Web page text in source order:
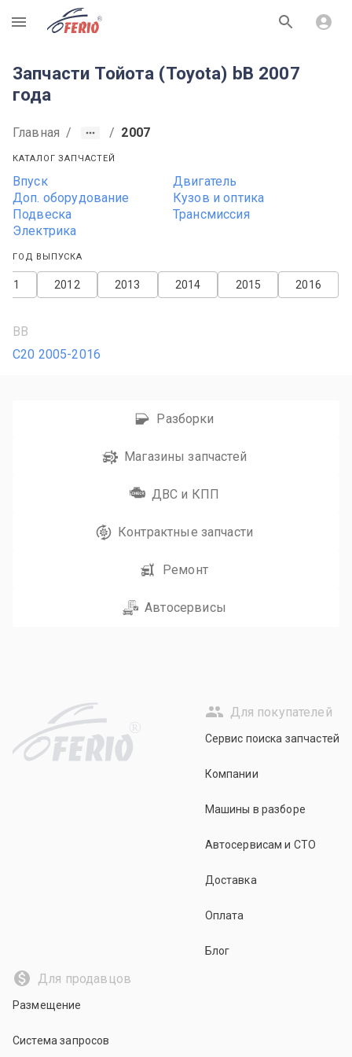
R
Запчасти Тойота (Toyota) bB 2007
года
Главная / / 2007
КАТАЛОГ ЗАПЧАСТЕЙ
Впуск
Двигатель
Доп. оборудование
Кузов и оптика
Подвеска
Трансмиссия
Электрика
ГОД ВЫПУСКА
2016
2015
2014
2013
2012
BB
С20 2005-2016
Разборки
Магазины запчастей
ДВС и КПП
Контрактные запчасти
Ремонт
Автосервисы
R
Для покупателей
Сервис поиска запчастей
Компании
Машины в разборе
Автосервисам и СТО
Доставка
Оплата
Блог
Для продавцов
Размещение
Система запросов